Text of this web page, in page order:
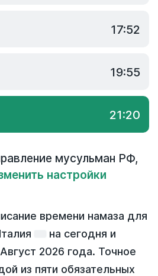
17:52
19:55
21:20
мусульман РФ,
настройки
времени намаза для
на сегодня и
Август 2026 года. Точное
из пяти обязательных